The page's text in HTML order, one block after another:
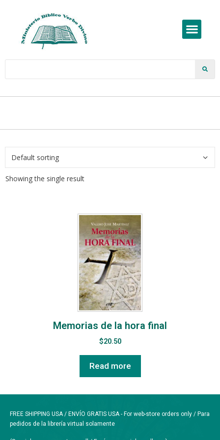
Showing the single result
Memorias de la hora final
$20.50
Read more
FREE SHIPPING USA / ENVÍO GRATIS USA - For web-store orders only / Para
pedidos de la librería virtual solamente